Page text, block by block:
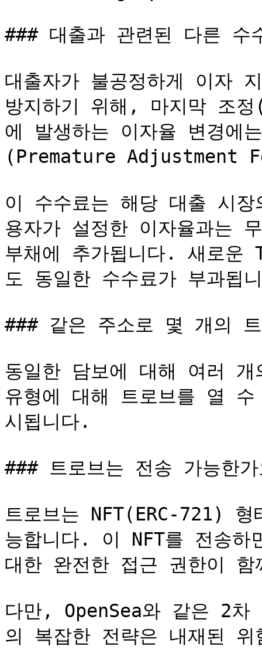
### 대출과 관련된 다른 수
대출자가 불공정하게 이자
방지하기 위해, 마지막 조
에 발생하는 이자율 변경에
(Premature Adjustment
이 수수료는 해당 대출 시
용자가 설정한 이자율과는
부채에 추가됩니다. 새로운
도 동일한 수수료가 부과됩
### 같은 주소로 몇 개의
동일한 담보에 대해 여러
유형에 대해 트로브를 열
시됩니다.
### 트로브는 전송 가능한가
트로브는 NFT(ERC-721)
능합니다. 이 NFT를 전송
대한 완전한 접근 권한이 함
다만, OpenSea와 같은 2
의 복잡한 전략은 내재된